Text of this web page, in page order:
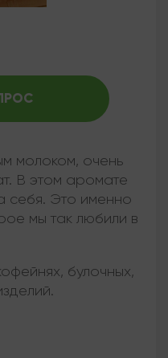
молоком, очень
В этом аромате
себя. Это именно
мы так любили в
булочных,